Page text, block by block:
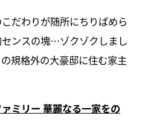
だわりが随所にちりばめら
ンスの塊…ゾクゾクしまし
規格外の大豪邸に住む家主
ミリー 華麗なる一家をの